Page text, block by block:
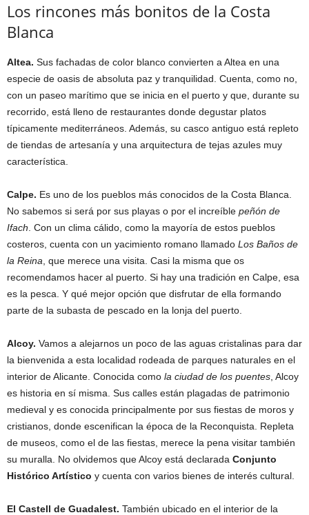
Los rincones más bonitos de la Costa
Blanca
Altea. Sus fachadas de color blanco convierten a Altea en una
especie de oasis de absoluta paz y tranquilidad. Cuenta, como no,
con un paseo marítimo que se inicia en el puerto y que, durante su
recorrido, está lleno de restaurantes donde degustar platos
típicamente mediterráneos. Además, su casco antiguo está repleto
de tiendas de artesanía y una arquitectura de tejas azules muy
característica.
Calpe. Es uno de los pueblos más conocidos de la Costa Blanca.
No sabemos si será por sus playas o por el increíble peñón de
Ifach . Con un clima cálido, como la mayoría de estos pueblos
costeros, cuenta con un yacimiento romano llamado Los Baños de
la Reina , que merece una visita. Casi la misma que os
recomendamos hacer al puerto. Si hay una tradición en Calpe, esa
es la pesca. Y qué mejor opción que disfrutar de ella formando
parte de la subasta de pescado en la lonja del puerto.
Alcoy. Vamos a alejarnos un poco de las aguas cristalinas para dar
la bienvenida a esta localidad rodeada de parques naturales en el
interior de Alicante. Conocida como la ciudad de los puentes , Alcoy
es historia en sí misma. Sus calles están plagadas de patrimonio
medieval y es conocida principalmente por sus fiestas de moros y
cristianos, donde escenifican la época de la Reconquista. Repleta
de museos, como el de las fiestas, merece la pena visitar también
su muralla. No olvidemos que Alcoy está declarada Conjunto
Histórico Artístico y cuenta con varios bienes de interés cultural.
El Castell de Guadalest. También ubicado en el interior de la